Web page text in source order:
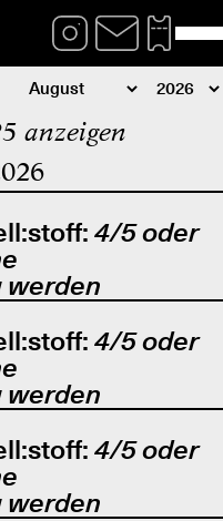
anzeigen
4/5 oder
werden
4/5 oder
werden
4/5 oder
werden